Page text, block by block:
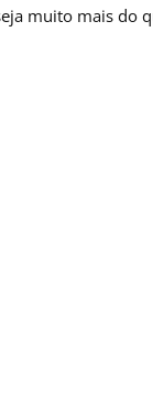
muito mais do